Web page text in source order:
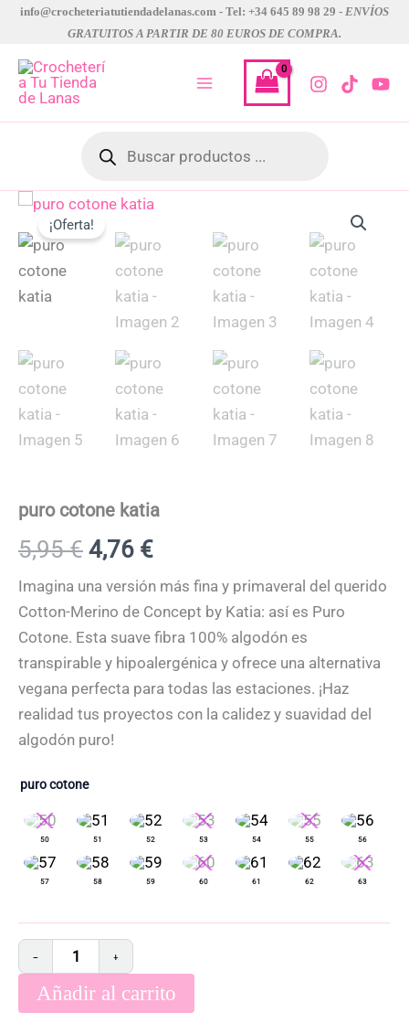
contenido
info@crocheteriatutiendadelanas.com - Tel: +34 645 89 98 29 - ENVÍOS
GRATUITOS A PARTIR DE 80 EUROS DE COMPRA.
productos
¡Oferta!
puro cotone katia
5,95€
El
precio
original
era:
5,95 €.
4,76 €
El
precio
actual
es:
4,76 €.
Imagina una versión más fina y primaveral del querido
Cotton-Merino de Concept by Katia: así es Puro
Cotone. Esta suave fibra 100% algodón es
transpirable y hipoalergénica y ofrece una alternativa
vegana perfecta para todas las estaciones. ¡Haz
realidad tus proyectos con la calidez y suavidad del
algodón puro!
puro cotone
puro
cotone
katia
cantidad
− +
Añadir al carrito